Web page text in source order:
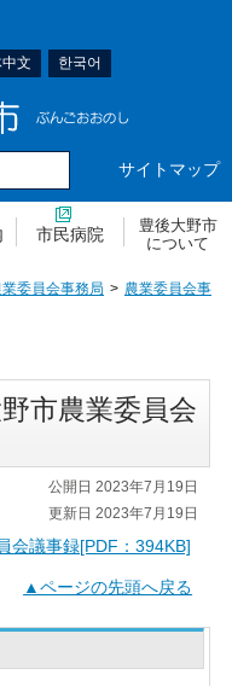
文 한국어
サイトマップ
市民病院
豊後大野市
について
委員会事務局
農業委員会事
市農業委員会
公開日 2023年7月19日
更新日 2023年7月19日
会議事録[PDF：394KB]
▲ページの先頭へ戻る